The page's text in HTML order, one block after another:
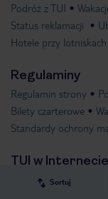
Sortuj
Podróż z TUI
Status reklamacji
Hotele przy lotniskach
Regulaminy
Regulamin strony
Bilety czarterowe
Standardy ochrony
TUI w Internecie